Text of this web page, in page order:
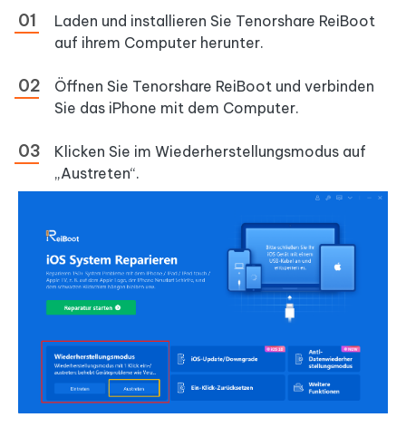
Laden und installieren Sie Tenorshare ReiBoot
auf ihrem Computer herunter.
Öffnen Sie Tenorshare ReiBoot und verbinden
Sie das iPhone mit dem Computer.
Klicken Sie im Wiederherstellungsmodus auf
„Austreten“.